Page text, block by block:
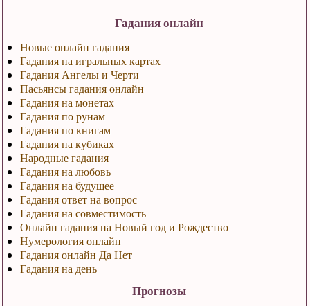
Гадания онлайн
Новые онлайн гадания
Гадания на игральных картах
Гадания Ангелы и Черти
Пасьянсы гадания онлайн
Гадания на монетах
Гадания по рунам
Гадания по книгам
Гадания на кубиках
Народные гадания
Гадания на любовь
Гадания на будущее
Гадания ответ на вопрос
Гадания на совместимость
Онлайн гадания на Новый год и Рождество
Нумерология онлайн
Гадания онлайн Да Нет
Гадания на день
Прогнозы